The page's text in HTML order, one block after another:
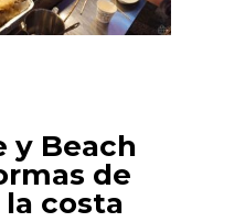
y Beach
de
costa